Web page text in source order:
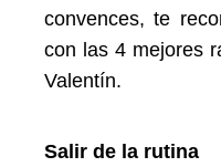
convences, te
con las 4 mejores
Valentín.
Salir de la rutina